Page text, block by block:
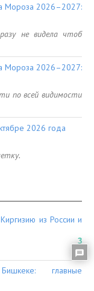
Мороза 2026–2027:
не видела чтоб
Мороза 2026–2027:
по всей видимости
2026 года
из России и
главные
3